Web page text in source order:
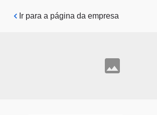
Pular para o conteúdo principal
Ir para a página da empresa